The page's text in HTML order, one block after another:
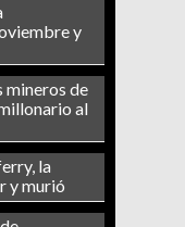
y
mineros de
al
la
y murió